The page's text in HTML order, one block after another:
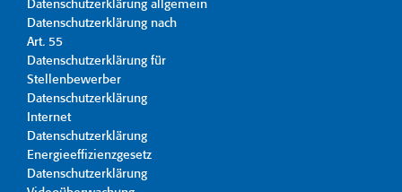
Datenschutzerklärung allgemein
Datenschutzerklärung nach
Art. 55
Datenschutzerklärung für
Stellenbewerber
Datenschutzerklärung
Internet
Datenschutzerklärung
Energieeffizienzgesetz
Datenschutzerklärung